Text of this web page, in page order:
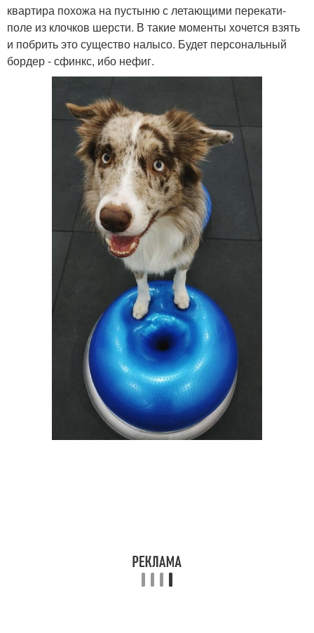
квартира похожа на пустыню с летающими перекати-
поле из клочков шерсти. В такие моменты хочется взять
и побрить это существо налысо. Будет персональный
бордер - сфинкс, ибо нефиг.